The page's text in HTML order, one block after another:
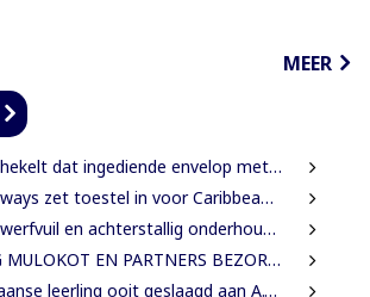
MEER
envelop met vermogensinformatie van DNA-lid vermoedelijk is opengemaakt
in voor Caribbean Premier League crickettoernooi
en achterstallig onderhoud gezamenlijk aan
BEZORGD OVER VOORGENOMEN AFKONDIGING 5-KILOMETER-STRAALWET
leerling ooit geslaagd aan A.T. Calorschool